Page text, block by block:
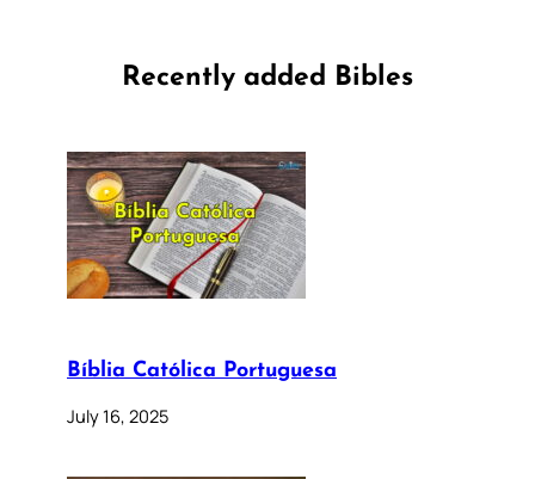
Recently added Bibles
Bíblia Católica Portuguesa
July 16, 2025